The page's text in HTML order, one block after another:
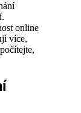
online
více,